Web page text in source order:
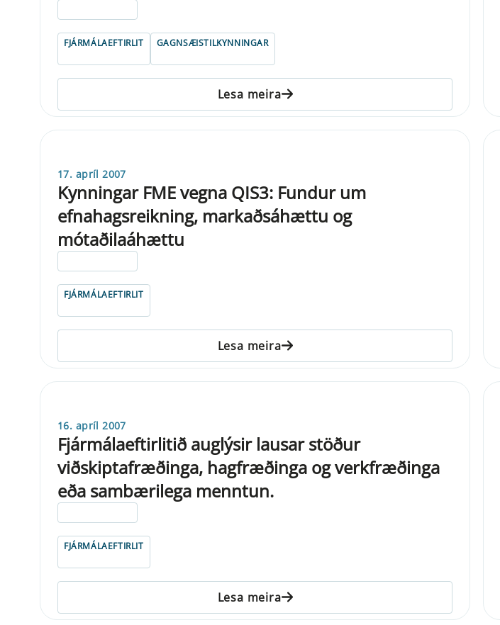
FJÁRMÁLAEFTIRLIT GAGNSÆISTILKYNNINGAR
Lesa meira
17. apríl 2007
Kynningar FME vegna QIS3: Fundur um
efnahagsreikning, markaðsáhættu og
mótaðilaáhættu
FJÁRMÁLAEFTIRLIT
Lesa meira
16. apríl 2007
Fjármálaeftirlitið auglýsir lausar stöður
viðskiptafræðinga, hagfræðinga og verkfræðinga
eða sambærilega menntun.
FJÁRMÁLAEFTIRLIT
Lesa meira